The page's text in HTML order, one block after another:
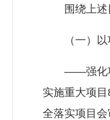
围绕上述目
（一）以项
——强化项目
实施重大项
全落实项目